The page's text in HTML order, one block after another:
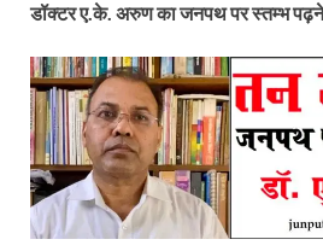
डॉक्टर ए.के. अरुणका जनपथ पर स्तम्भ